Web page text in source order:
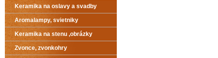
Keramika na oslavy a svadby
Aromalampy, svietniky
Keramika na stenu ,obrázky
Zvonce, zvonkohry